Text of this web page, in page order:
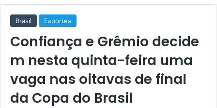
Brasil Esportes
Confiança e Grêmio decide
m nesta quinta-feira uma
vaga nas oitavas de final
da Copa do Brasil